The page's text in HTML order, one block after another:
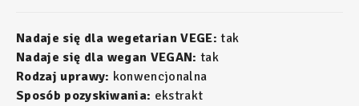
Nadaje się dla wegetarian VEGE: tak
Nadaje się dla wegan VEGAN: tak
Rodzaj uprawy: konwencjonalna
Sposób pozyskiwania: ekstrakt